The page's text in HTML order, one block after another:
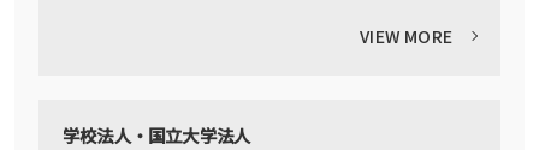
VIEW MORE
学校法人・国立大学法人